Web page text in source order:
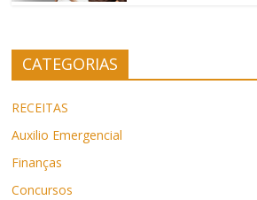
CATEGORIAS
RECEITAS
Auxilio Emergencial
Finanças
Concursos